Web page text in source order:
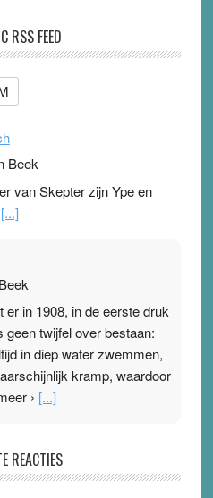
RSS FEED
Beek
van Skepter zijn Ype en
[...]
er in 1908, in de eerste druk
twijfel over bestaan:
in diep water zwemmen,
kramp, waardoor
› [...]
REACTIES